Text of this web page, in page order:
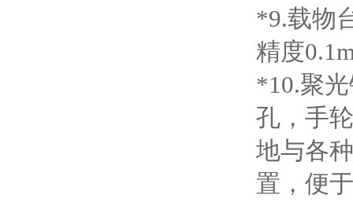
*9.载物
精度
*10.聚
孔，手
地与各
置，便